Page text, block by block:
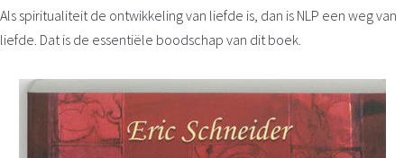
Als spiritualiteit de ontwikkeling van liefde is, dan is NLP een weg van
liefde. Dat is de essentiële boodschap van dit boek.